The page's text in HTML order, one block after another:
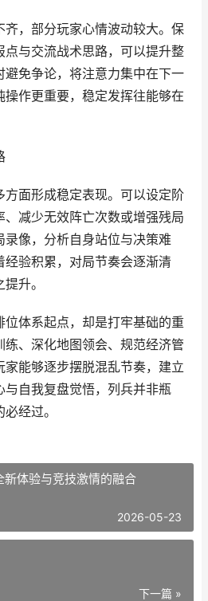
齐，部分玩家心情波动较大。保
与交流战术思路，可以提升整
免争论，将注意力集中在下一
操作更重要，稳定发挥往能够在
面形成稳定表现。可以设定阶
减少无效阵亡次数或增强残局
像，分析自身站位与决策难
验积累，对局节奏会逐渐清
升。
位体系起点，却是打牢基础的重
、深化地图领会、规范经济管
能够逐步摆脱混乱节奏，建立
自我复盘觉悟，列兵并非瓶
经过。
新体验与竞技激情的融合
2026-05-23
下一篇 »